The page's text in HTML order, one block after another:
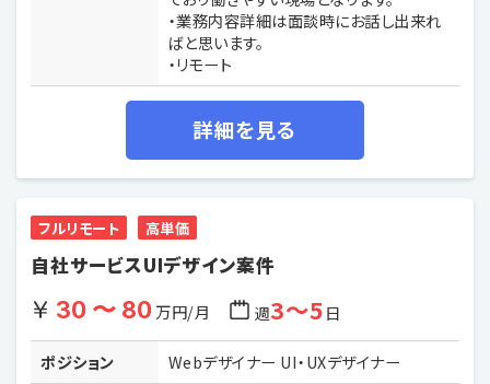
・業務内容詳細は面談時にお話し出来れ
ばと思います。
・リモート
詳細を見る
フルリモート 高単価
自社サービスUIデザイン案件
30 〜 80万円/月 週3〜5日
ポジション
Webデザイナー UI・UXデザイナー